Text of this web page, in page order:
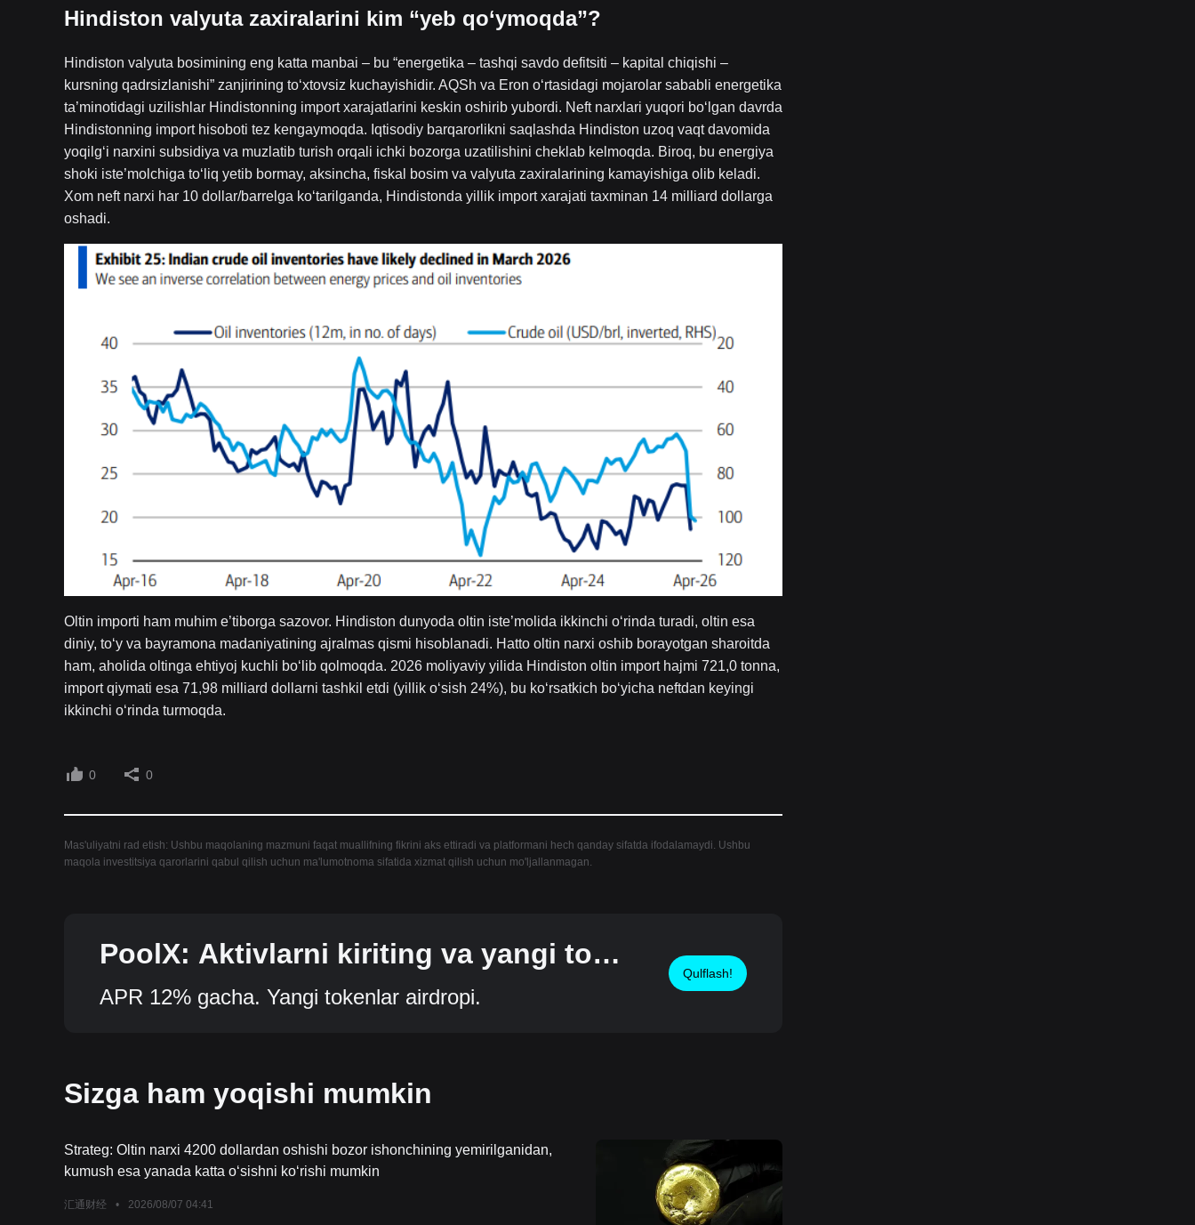
Hindiston valyuta zaxiralarini kim “yeb qo‘ymoqda”?
Hindiston valyuta bosimining eng katta manbai – bu “energetika – tashqi savdo defitsiti – kapital chiqishi –
kursning qadrsizlanishi” zanjirining to‘xtovsiz kuchayishidir. AQSh va Eron o‘rtasidagi mojarolar sababli energetika
ta’minotidagi uzilishlar Hindistonning import xarajatlarini keskin oshirib yubordi. Neft narxlari yuqori bo‘lgan davrda
Hindistonning import hisoboti tez kengaymoqda. Iqtisodiy barqarorlikni saqlashda Hindiston uzoq vaqt davomida
yoqilg‘i narxini subsidiya va muzlatib turish orqali ichki bozorga uzatilishini cheklab kelmoqda. Biroq, bu energiya
shoki iste’molchiga to‘liq yetib bormay, aksincha, fiskal bosim va valyuta zaxiralarining kamayishiga olib keladi.
Xom neft narxi har 10 dollar/barrelga ko‘tarilganda, Hindistonda yillik import xarajati taxminan 14 milliard dollarga
oshadi.
Oltin importi ham muhim e’tiborga sazovor. Hindiston dunyoda oltin iste’molida ikkinchi o‘rinda turadi, oltin esa
diniy, to‘y va bayramona madaniyatining ajralmas qismi hisoblanadi. Hatto oltin narxi oshib borayotgan sharoitda
ham, aholida oltinga ehtiyoj kuchli bo‘lib qolmoqda. 2026 moliyaviy yilida Hindiston oltin import hajmi 721,0 tonna,
import qiymati esa 71,98 milliard dollarni tashkil etdi (yillik o‘sish 24%), bu ko‘rsatkich bo‘yicha neftdan keyingi
ikkinchi o‘rinda turmoqda.
0 0
Mas'uliyatni rad etish: Ushbu maqolaning mazmuni faqat muallifning fikrini aks ettiradi va platformani hech qanday sifatda ifodalamaydi. Ushbu
maqola investitsiya qarorlarini qabul qilish uchun ma'lumotnoma sifatida xizmat qilish uchun mo'ljallanmagan.
PoolX: Aktivlarni kiriting va yangi tok
enlar oling.
APR 12% gacha. Yangi tokenlar airdropi.
Qulflash!
Sizga ham yoqishi mumkin
Strateg: Oltin narxi 4200 dollardan oshishi bozor ishonchining yemirilganidan,
kumush esa yanada katta o‘sishni ko‘rishi mumkin
汇通财经 • 2026/08/07 04:41